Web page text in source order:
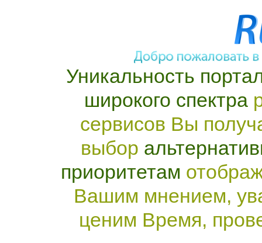
Уникальность
широкого спектра
сервисов Вы
выбор
приоритетам
Вашим мнением,
ценим Время,